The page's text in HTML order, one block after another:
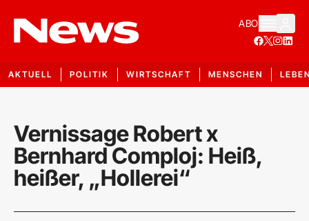
ABO
AKTUELL POLITIK WIRTSCHAFT MENSCHEN
Vernissage Robert x
Bernhard Comploj: Heiß,
heißer, „Hollerei“